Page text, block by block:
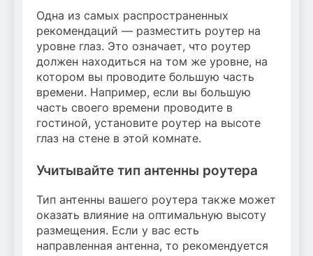
Одна из самых распространенных
рекомендаций — разместить роутер на
уровне глаз. Это означает, что роутер
должен находиться на том же уровне, на
котором вы проводите большую часть
времени. Например, если вы большую
часть своего времени проводите в
гостиной, установите роутер на высоте
глаз на стене в этой комнате.
Учитывайте тип антенны роутера
Тип антенны вашего роутера также может
оказать влияние на оптимальную высоту
размещения. Если у вас есть
направленная антенна, то рекомендуется